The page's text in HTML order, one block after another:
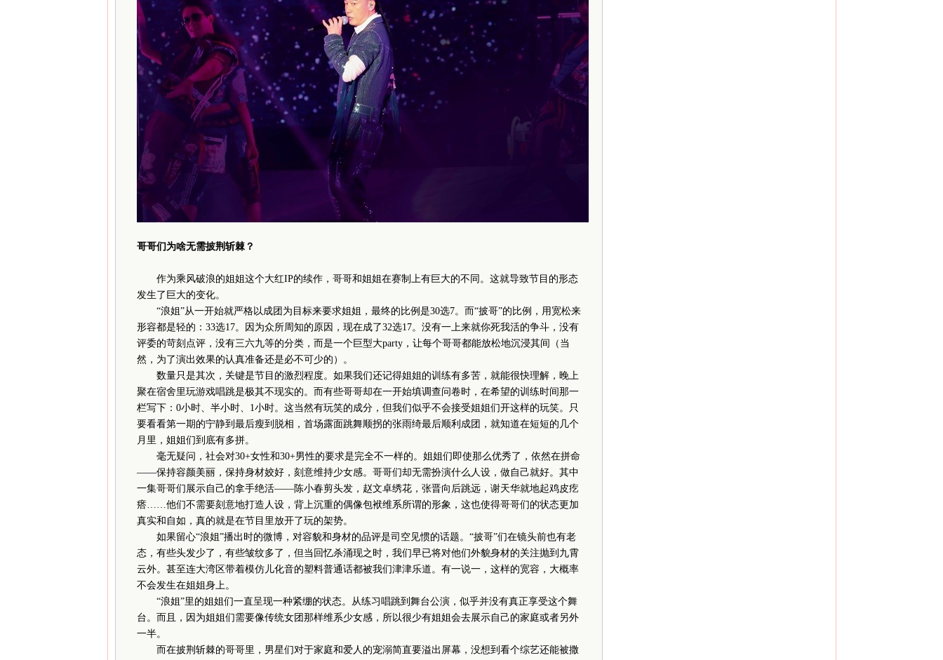
哥哥们为啥无需披荆斩棘？
作为乘风破浪的姐姐这个大红IP的续作，哥哥和姐姐在赛制上有巨大的不同。这就导致节目的形态
发生了巨大的变化。
“浪姐”从一开始就严格以成团为目标来要求姐姐，最终的比例是30选7。而“披哥”的比例，用宽松来
形容都是轻的：33选17。因为众所周知的原因，现在成了32选17。没有一上来就你死我活的争斗，没有
评委的苛刻点评，没有三六九等的分类，而是一个巨型大party，让每个哥哥都能放松地沉浸其间（当
然，为了演出效果的认真准备还是必不可少的）。
数量只是其次，关键是节目的激烈程度。如果我们还记得姐姐的训练有多苦，就能很快理解，晚上
聚在宿舍里玩游戏唱跳是极其不现实的。而有些哥哥却在一开始填调查问卷时，在希望的训练时间那一
栏写下：0小时、半小时、1小时。这当然有玩笑的成分，但我们似乎不会接受姐姐们开这样的玩笑。只
要看看第一期的宁静到最后瘦到脱相，首场露面跳舞顺拐的张雨绮最后顺利成团，就知道在短短的几个
月里，姐姐们到底有多拼。
毫无疑问，社会对30+女性和30+男性的要求是完全不一样的。姐姐们即使那么优秀了，依然在拼命
——保持容颜美丽，保持身材姣好，刻意维持少女感。哥哥们却无需扮演什么人设，做自己就好。其中
一集哥哥们展示自己的拿手绝活——陈小春剪头发，赵文卓绣花，张晋向后跳远，谢天华就地起鸡皮疙
瘩……他们不需要刻意地打造人设，背上沉重的偶像包袱维系所谓的形象，这也使得哥哥们的状态更加
真实和自如，真的就是在节目里放开了玩的架势。
如果留心“浪姐”播出时的微博，对容貌和身材的品评是司空见惯的话题。“披哥”们在镜头前也有老
态，有些头发少了，有些皱纹多了，但当回忆杀涌现之时，我们早已将对他们外貌身材的关注抛到九霄
云外。甚至连大湾区带着模仿儿化音的塑料普通话都被我们津津乐道。有一说一，这样的宽容，大概率
不会发生在姐姐身上。
“浪姐”里的姐姐们一直呈现一种紧绷的状态。从练习唱跳到舞台公演，似乎并没有真正享受这个舞
台。而且，因为姐姐们需要像传统女团那样维系少女感，所以很少有姐姐会去展示自己的家庭或者另外
一半。
而在披荆斩棘的哥哥里，男星们对于家庭和爱人的宠溺简直要溢出屏幕，没想到看个综艺还能被撒